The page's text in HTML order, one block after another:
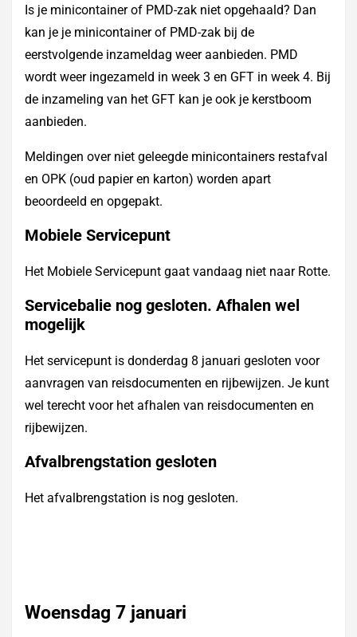
Is je minicontainer of PMD-zak niet opgehaald? Dan
kan je je minicontainer of PMD-zak bij de
eerstvolgende inzameldag weer aanbieden. PMD
wordt weer ingezameld in week 3 en GFT in week 4. Bij
de inzameling van het GFT kan je ook je kerstboom
aanbieden.
Meldingen over niet geleegde minicontainers restafval
en OPK (oud papier en karton) worden apart
beoordeeld en opgepakt.
Mobiele Servicepunt
Het Mobiele Servicepunt gaat vandaag niet naar Rotte.
Servicebalie nog gesloten. Afhalen wel
mogelijk
Het servicepunt is donderdag 8 januari gesloten voor
aanvragen van reisdocumenten en rijbewijzen. Je kunt
wel terecht voor het afhalen van reisdocumenten en
rijbewijzen.
Afvalbrengstation gesloten
Het afvalbrengstation is nog gesloten.
Woensdag 7 januari